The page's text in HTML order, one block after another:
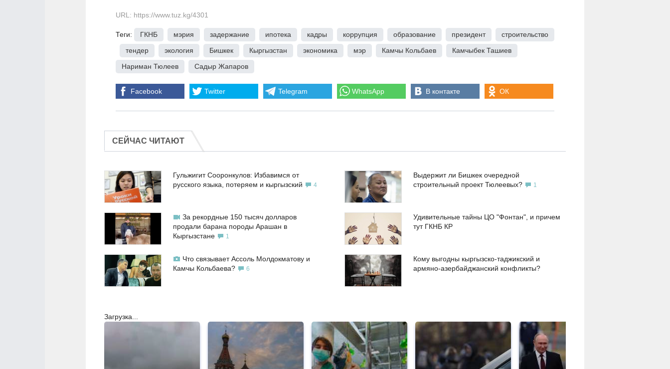
URL: https://www.tuz.kg/4301
Теги: ГКНБ мэрия задержание ипотека кадры коррупция образование президент
строительство
тендер экология Бишкек Кыргызстан экономика мэр Камчы Кольбаев Камчыбек Ташиев
Нариман Тюлеев
Садыр Жапаров
Facebook Twitter Telegram WhatsApp В контакте ОК
СЕЙЧАС ЧИТАЮТ
Гульжигит Сооронкулов: Избавимся от
русского языка, потеряем и кыргызский
4
Выдержит ли Бишкек очередной
строительный проект Тюлеевых?
1
За рекордные 150 тысяч долларов
продали барана породы Арашан в
Кыргызстане
1
Удивительные тайны ЦО "Фонтан", и причем
тут ГКНБ КР
Что связывает Ассоль Молдокматову и
Камчы Кольбаева?
6
Кому выгодны кыргызско-таджикский и
армяно-азербайджанский конфликты?
Загрузка...